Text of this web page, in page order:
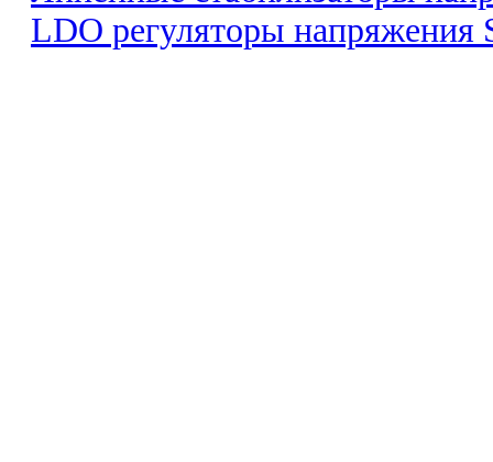
LDO регуляторы напряжения